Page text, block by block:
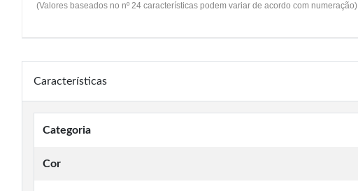
(Valores baseados no nº 24 características podem variar de acordo com numeração)
Características
Categoria
Cor